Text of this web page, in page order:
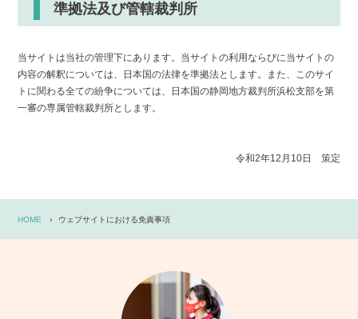
準拠法及び管轄裁判所
当サイトは当社の管理下にあります。当サイトの利用ならびに当サイトの
内容の解釈については、日本国の法律を準拠法とします。また、このサイ
トに関わる全ての紛争については、日本国の静岡地方裁判所浜松支部を第
一審の専属管轄裁判所とします。
令和2年12月10日 策定
HOME ウェブサイトにおける免責事項